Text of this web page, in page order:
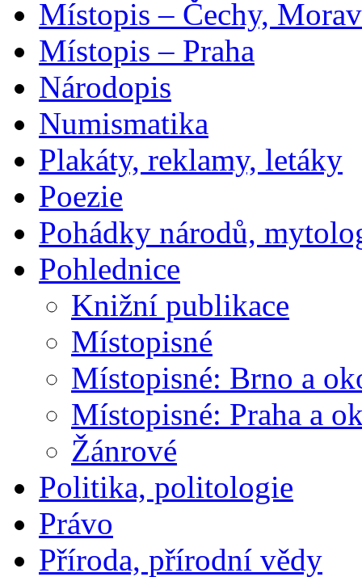
Místopis – Čechy,
Místopis – Praha
Národopis
Numismatika
Plakáty, reklamy, letáky
Poezie
Pohádky národů,
Pohlednice
Knižní publikace
Místopisné
Místopisné: Brno a
Místopisné: Praha a
Žánrové
Politika, politologie
Právo
Příroda, přírodní vědy